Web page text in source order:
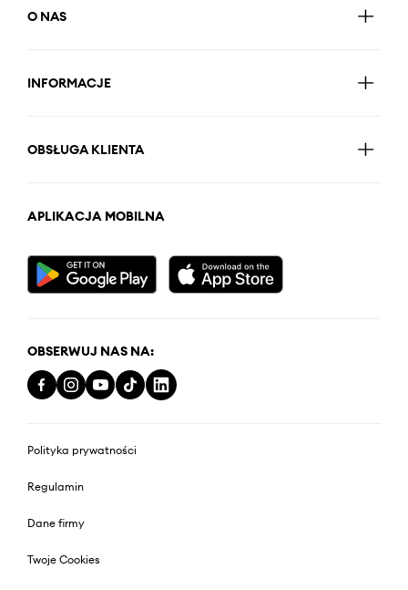
O NAS
INFORMACJE
OBSŁUGA KLIENTA
APLIKACJA MOBILNA
OBSERWUJ NAS NA:
Polityka prywatności
Regulamin
Dane firmy
Twoje Cookies